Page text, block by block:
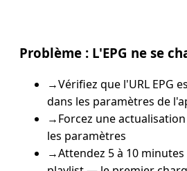
Problème : L'EPG ne se
→Vérifiez que l'URL EPG
dans les paramètres de
→Forcez une
les paramètres
→Attendez 5 à 10